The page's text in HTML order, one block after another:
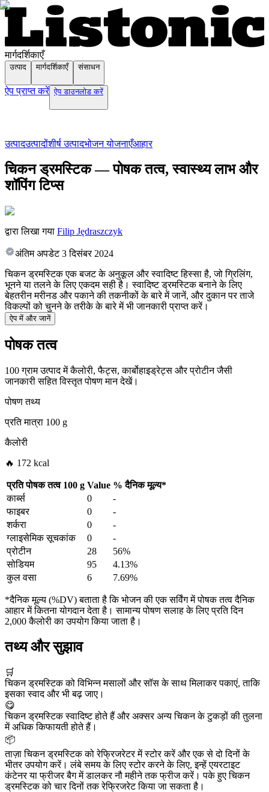
मार्गदर्शिकाएँ
उत्पाद मार्गदर्शिकाएँ संसाधन
ऐप प्राप्त करें ऐप डाउनलोड करें
उत्पादउत्पादोंशीर्ष उत्पादभोजन योजनाएँआहार
चिकन ड्रमस्टिक — पोषक तत्व, स्वास्थ्य लाभ और
शॉपिंग टिप्स
द्वारा लिखा गया Filip Jędraszczyk
अंतिम अपडेट 3 दिसंबर 2024
चिकन ड्रमस्टिक एक बजट के अनुकूल और स्वादिष्ट हिस्सा है, जो ग्रिलिंग,
भूनने या तलने के लिए एकदम सही है। स्वादिष्ट ड्रमस्टिक बनाने के लिए
बेहतरीन मरीनड और पकाने की तकनीकों के बारे में जानें, और दुकान पर ताजे
विकल्पों को चुनने के तरीके के बारे में भी जानकारी प्राप्त करें।
ऐप में और जानें
पोषक तत्व
100 ग्राम उत्पाद में कैलोरी, फैट्स, कार्बोहाइड्रेट्स और प्रोटीन जैसी
जानकारी सहित विस्तृत पोषण मान देखें।
पोषण तथ्य
प्रति मात्रा 100 g
कैलोरी
🔥 172 kcal
प्रति पोषक तत्व 100 g Value %दैनिक मूल्य*
कार्ब्स
0
-
फाइबर
0
-
शर्करा
0
-
ग्लाइसेमिक सूचकांक
0
-
प्रोटीन
28
56%
सोडियम
95
4.13%
कुल वसा
6 7.69%
*दैनिक मूल्य (%DV) बताता है कि भोजन की एक सर्विंग में पोषक तत्व दैनिक
आहार में कितना योगदान देता है। सामान्य पोषण सलाह के लिए प्रति दिन
2,000 कैलोरी का उपयोग किया जाता है।
तथ्य और सुझाव
🛒
चिकन ड्रमस्टिक को विभिन्न मसालों और सॉस के साथ मिलाकर पकाएं, ताकि
इसका स्वाद और भी बढ़ जाए।
😋
चिकन ड्रमस्टिक स्वादिष्ट होते हैं और अक्सर अन्य चिकन के टुकड़ों की तुलना
में अधिक किफायती होते हैं।
📦
ताज़ा चिकन ड्रमस्टिक को रेफ्रिजरेटर में स्टोर करें और एक से दो दिनों के
भीतर उपयोग करें। लंबे समय के लिए स्टोर करने के लिए, इन्हें एयरटाइट
कंटेनर या फ्रीजर बैग में डालकर नौ महीने तक फ्रीज करें। पके हुए चिकन
ड्रमस्टिक को चार दिनों तक रेफ्रिजरेट किया जा सकता है।